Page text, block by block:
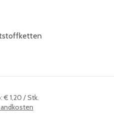
:€ 1,20 /Stk.